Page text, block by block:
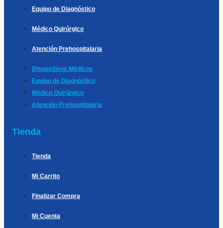
Equipo de Diagnóstico
Médico Quirúrgico
Atención Prehospitalaria
Dispositivos Médicos
Equipo de Diagnóstico
Médico Quirúrgico
Atención Prehospitalaria
Tienda
Tienda
Mi Carrito
Finalizar Compra
Mi Cuenta